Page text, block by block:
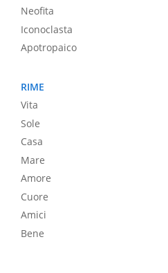
Neofita
Iconoclasta
Apotropaico
RIME
Vita
Sole
Casa
Mare
Amore
Cuore
Amici
Bene